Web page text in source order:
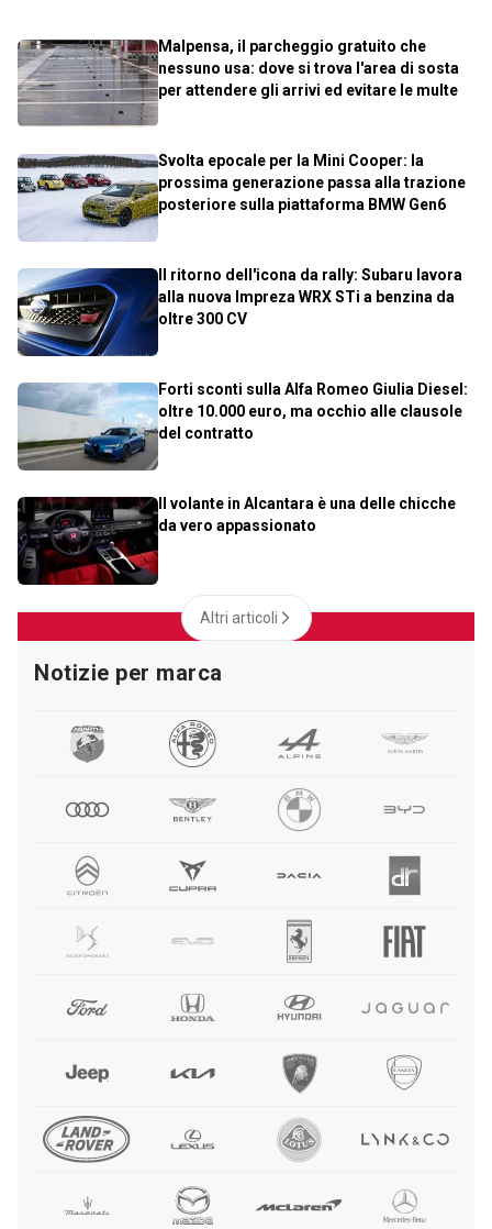
Malpensa, il parcheggio gratuito che
nessuno usa: dove si trova l'area di sosta
per attendere gli arrivi ed evitare le multe
Svolta epocale per la Mini Cooper: la
prossima generazione passa alla trazione
posteriore sulla piattaforma BMW Gen6
Il ritorno dell'icona da rally: Subaru lavora
alla nuova Impreza WRX STi a benzina da
oltre 300 CV
Forti sconti sulla Alfa Romeo Giulia Diesel:
oltre 10.000 euro, ma occhio alle clausole
del contratto
Il volante in Alcantara è una delle chicche
da vero appassionato
Altri articoli
Notizie per marca